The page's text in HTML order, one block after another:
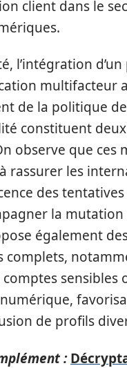
client dans le
l’intégration
multifacteur
de la politique de
constituent
observe que ces
rassurer les
des
la mutation
également
complets,
sensibles
de profils
: